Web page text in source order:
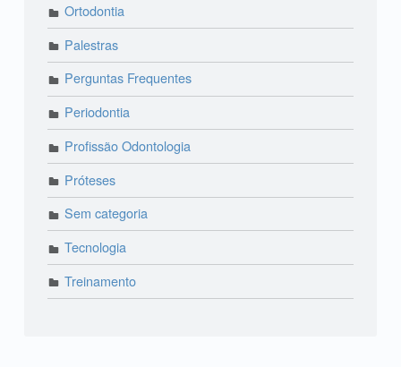
Ortodontia
Palestras
Perguntas Frequentes
Periodontia
Profissão Odontologia
Próteses
Sem categoria
Tecnologia
Treinamento